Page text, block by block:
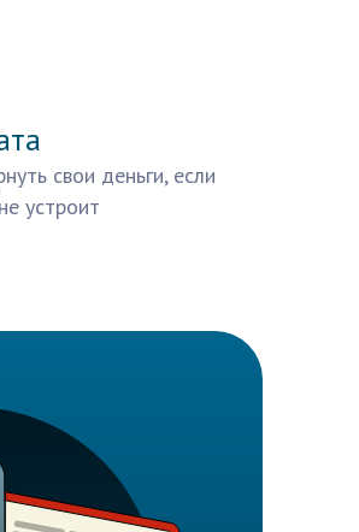
свои деньги, если
устроит